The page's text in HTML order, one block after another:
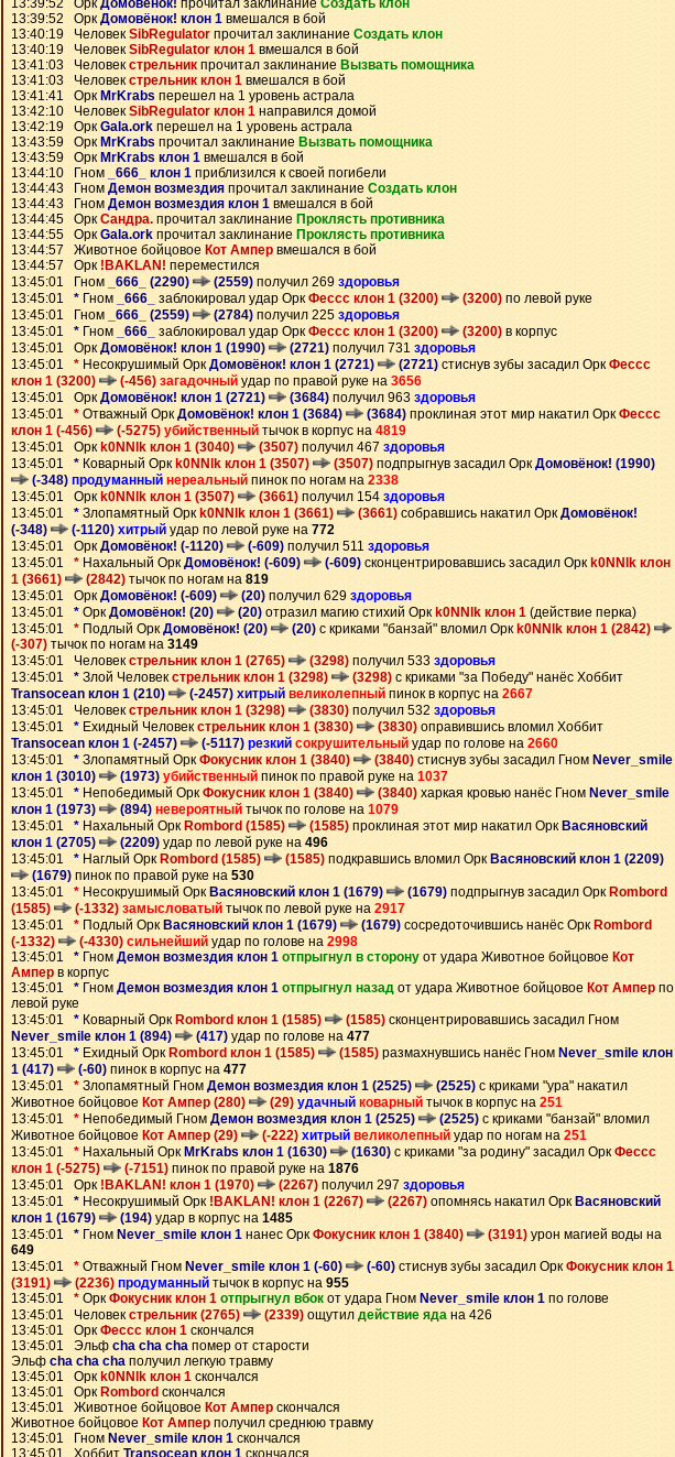
13:39:52 ОркДомовёнок! прочитал заклинание Создать клон
13:39:52 ОркДомовёнок! клон 1 вмешался в бой
13:40:19 ЧеловекSibRegulator прочитал заклинание Создать клон
13:40:19 ЧеловекSibRegulator клон 1 вмешался в бой
13:41:03 Человек стрельник прочитал заклинание Вызвать помощника
13:41:03 Человекстрельник клон 1 вмешался в бой
13:41:41 Орк MrKrabs перешел на 1 уровень астрала
13:42:10 ЧеловекSibRegulator клон 1 направился домой
13:42:19 ОркGala.ork перешел на 1 уровень астрала
13:43:59 Орк MrKrabs прочитал заклинание Вызвать помощника
13:43:59 Орк MrKrabs клон 1 вмешался в бой
13:44:10 Гном
_666_ клон 1 приблизился к своей погибели
13:44:43 Гном Демон возмездия прочитал заклинание Создать клон
13:44:43 Гном Демон возмездия клон 1 вмешался в бой
13:44:45 ОркСандра. прочитал заклинание Проклясть противника
13:44:55 ОркGala.ork прочитал заклинание Проклясть противника
13:44:57 Животное бойцовое Кот Ампер вмешался в бой
13:44:57 Орк !BAKLAN! переместился
13:45:01 Гном
_666_ (2290) (2559) получил 269 здоровья
13:45:01 * Гном _666_ заблокировал удар ОркФессс клон 1 (3200) (3200) по левой руке
13:45:01 Гном
_666_ (2559) (2784) получил 225 здоровья
13:45:01 * Гном _666_ заблокировал удар Орк Фессс клон 1 (3200) (3200) в корпус
13:45:01 ОркДомовёнок! клон 1 (1990) (2721) получил 731 здоровья
13:45:01 * Несокрушимый Орк Домовёнок! клон 1 (2721) (2721) стиснув зубы засадил ОркФессс
клон 1 (3200)
(-456) загадочный удар по правой руке на 3656
13:45:01 ОркДомовёнок! клон 1 (2721) (3684) получил 963 здоровья
13:45:01 * Отважный ОркДомовёнок! клон 1 (3684) (3684) проклиная этот мир накатил Орк Фессс
клон 1 (-456)
(-5275) убийственный тычок в корпус на 4819
13:45:01 Орк k0NNlk клон 1 (3040) (3507) получил 467 здоровья
13:45:01 * Коварный Орк k0NNlk клон 1 (3507) (3507) подпрыгнув засадил Орк Домовёнок! (1990)
(-348) продуманный нереальный пинок по ногам на 2338
13:45:01 Орк k0NNlk клон 1 (3507) (3661) получил 154 здоровья
13:45:01 * Злопамятный Орк k0NNlk клон 1 (3661) (3661) собравшись накатил Орк Домовёнок!
(-348)
(-1120) хитрый удар по левой руке на 772
13:45:01 Орк Домовёнок! (-1120) (-609) получил 511 здоровья
13:45:01 * Нахальный ОркДомовёнок! (-609) (-609) сконцентрировавшись засадил Орк k0NNlk клон
1 (3661)
(2842) тычок по ногам на 819
13:45:01 ОркДомовёнок! (-609) (20) получил 629 здоровья
13:45:01 * Орк Домовёнок! (20) (20) отразил магию стихий Орк k0NNlk клон 1 (действие перка)
13:45:01 * Подлый Орк Домовёнок! (20) (20) с криками "банзай" вломил Орк k0NNlk клон 1 (2842)
(-307) тычок по ногам на 3149
13:45:01 Человекстрельник клон 1 (2765) (3298) получил 533 здоровья
13:45:01 * Злой Человекстрельник клон 1 (3298) (3298) с криками "за Победу" нанёс Хоббит
Transocean клон 1 (210)
(-2457) хитрый великолепный пинок в корпус на 2667
13:45:01 Человекстрельник клон 1 (3298) (3830) получил 532 здоровья
13:45:01 * Ехидный Человек стрельник клон 1 (3830) (3830) оправившись вломил Хоббит
Transocean клон 1 (-2457)
(-5117) резкий сокрушительный удар по голове на 2660
13:45:01 * Злопамятный Орк Фокусник клон 1 (3840) (3840) стиснув зубы засадил Гном Never_smile
клон 1 (3010)
(1973) убийственный пинок по правой руке на 1037
13:45:01 * Непобедимый ОркФокусник клон 1 (3840) (3840) харкая кровью нанёс Гном Never_smile
клон 1 (1973)
(894) невероятный тычок по голове на 1079
13:45:01 * Нахальный Орк Rombord (1585) (1585) проклиная этот мир накатил Орк Васяновский
клон 1 (2705)
(2209) удар по левой руке на 496
13:45:01 * Наглый Орк Rombord (1585) (1585) подкравшись вломил Орк Васяновский клон 1 (2209)
(1679) пинок по правой руке на 530
13:45:01 * Несокрушимый Орк Васяновский клон 1 (1679) (1679) подпрыгнув засадил Орк Rombord
(1585)
(-1332) замысловатый тычок по левой руке на 2917
13:45:01 * Подлый Орк Васяновский клон 1 (1679) (1679) сосредоточившись нанёс Орк Rombord
(-1332)
(-4330) сильнейший удар по голове на 2998
13:45:01 * Гном Демон возмездия клон 1 отпрыгнул в сторону от удара Животное бойцовое Кот
Ампер в корпус
13:45:01 * Гном Демон возмездия клон 1 отпрыгнул назад от удара Животное бойцовое Кот Ампер по
левой руке
13:45:01 * Коварный Орк Rombord клон 1 (1585) (1585) сконцентрировавшись засадил Гном
Never_smile клон 1 (894)
(417) удар по голове на 477
13:45:01 * Ехидный Орк Rombord клон 1 (1585) (1585) размахнувшись нанёс Гном Never_smile клон
1 (417)
(-60) пинок в корпус на 477
13:45:01 * Злопамятный Гном Демон возмездия клон 1 (2525) (2525) с криками "ура" накатил
Животное бойцовое Кот Ампер (280) (29) удачный коварный тычок в корпус на 251
13:45:01 * Непобедимый Гном Демон возмездия клон 1 (2525) (2525) с криками "банзай" вломил
Животное бойцовое Кот Ампер (29) (-222) хитрый великолепный удар по ногам на 251
13:45:01 * Нахальный Орк MrKrabs клон 1 (1630) (1630) с криками "за родину" засадил ОркФессс
клон 1 (-5275)
(-7151) пинок по правой руке на 1876
13:45:01 Орк !BAKLAN! клон 1 (1970) (2267) получил 297 здоровья
13:45:01 * Несокрушимый Орк !BAKLAN! клон 1 (2267) (2267) опомнясь накатил Орк Васяновский
клон 1 (1679)
(194) удар в корпус на 1485
13:45:01 * Гном Never_smile клон 1 нанес ОркФокусник клон 1 (3840) (3191) урон магией воды на
649
13:45:01 * Отважный Гном Never_smile клон 1 (-60) (-60) стиснув зубы засадил ОркФокусник клон 1
(3191)
(2236) продуманный тычок в корпус на 955
13:45:01 * ОркФокусник клон 1 отпрыгнул вбок от удара Гном Never_smile клон 1 по голове
13:45:01 Человекстрельник (2765) (2339) ощутил действие яда на 426
13:45:01 Орк Фессс клон 1 скончался
13:45:01 Эльф cha cha cha помер от старости
Эльф cha cha cha получил легкую травму
13:45:01 Орк k0NNlk клон 1 скончался
13:45:01 Орк Rombord скончался
13:45:01 Животное бойцовое Кот Ампер скончался
Животное бойцовое Кот Ампер получил среднюю травму
13:45:01 Гном Never_smile клон 1 скончался
13:45:01 Хоббит Transocean клон 1 скончался